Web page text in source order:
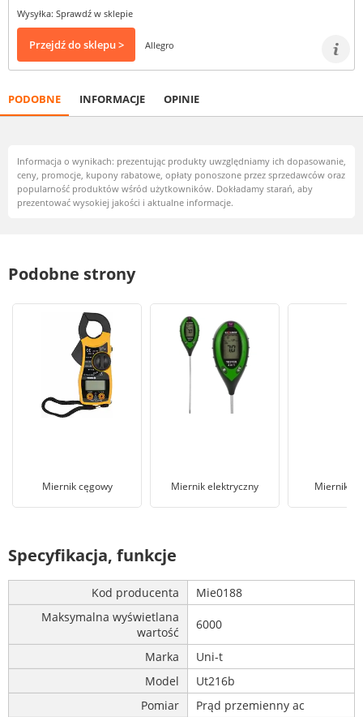
Wysyłka: Sprawdź w sklepie
Przejdź do sklepu > Allegro
PODOBNE INFORMACJE OPINIE
Informacja o wynikach: prezentując produkty uwzględniamy ich dopasowanie,
ceny, promocje, kupony rabatowe, opłaty ponoszone przez sprzedawców oraz
popularność produktów wśród użytkowników. Dokładamy starań, aby
prezentować wysokiej jakości i aktualne informacje.
Podobne strony
Miernik cęgowy Miernik elektryczny Miernik
Specyfikacja, funkcje
Kod producenta
Mie0188
Maksymalna wyświetlana
wartość
6000
Marka
Uni-t
Model
Ut216b
Pomiar
Prąd przemienny ac